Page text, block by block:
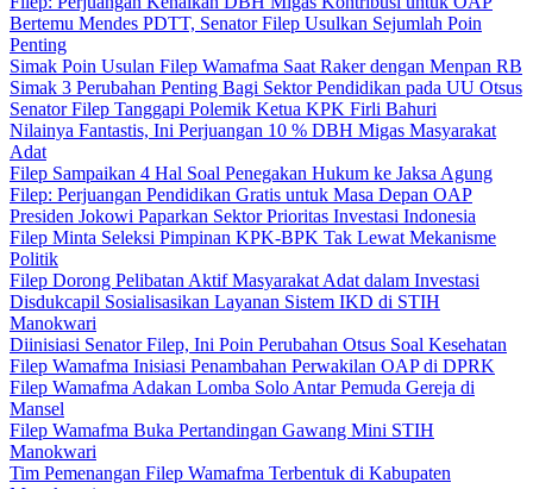
Bertemu Mendes PDTT, Senator Filep Usulkan Sejumlah Poin
Penting
Simak Poin Usulan Filep Wamafma Saat Raker dengan Menpan RB
Simak 3 Perubahan Penting Bagi Sektor Pendidikan pada UU Otsus
Senator Filep Tanggapi Polemik Ketua KPK Firli Bahuri
Nilainya Fantastis, Ini Perjuangan 10 % DBH Migas Masyarakat
Adat
Filep Sampaikan 4 Hal Soal Penegakan Hukum ke Jaksa Agung
Filep: Perjuangan Pendidikan Gratis untuk Masa Depan OAP
Presiden Jokowi Paparkan Sektor Prioritas Investasi Indonesia
Filep Minta Seleksi Pimpinan KPK-BPK Tak Lewat Mekanisme
Politik
Filep Dorong Pelibatan Aktif Masyarakat Adat dalam Investasi
Disdukcapil Sosialisasikan Layanan Sistem IKD di STIH
Manokwari
Diinisiasi Senator Filep, Ini Poin Perubahan Otsus Soal Kesehatan
Filep Wamafma Inisiasi Penambahan Perwakilan OAP di DPRK
Filep Wamafma Adakan Lomba Solo Antar Pemuda Gereja di
Mansel
Filep Wamafma Buka Pertandingan Gawang Mini STIH
Manokwari
Tim Pemenangan Filep Wamafma Terbentuk di Kabupaten